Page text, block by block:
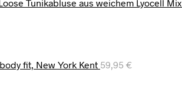
Tunikabluse aus weichem Lyocell Mix
fit, New York Kent 59,95 €